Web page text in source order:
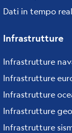
Dati in tempo
Infrastrutture
Infrastrutture
Infrastrutture
Infrastrutture
Infrastrutture
Infrastrutture